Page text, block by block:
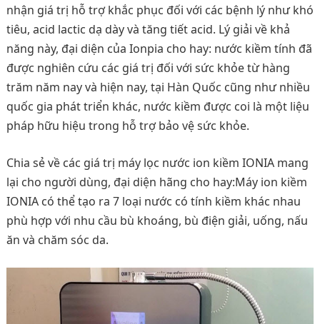
nhận giá trị hỗ trợ khắc phục đối với các bệnh lý như khó
tiêu, acid lactic dạ dày và tăng tiết acid. Lý giải về khả
năng này, đại diện của Ionpia cho hay: nước kiềm tính đã
được nghiên cứu các giá trị đối với sức khỏe từ hàng
trăm năm nay và hiện nay, tại Hàn Quốc cũng như nhiều
quốc gia phát triển khác, nước kiềm được coi là một liệu
pháp hữu hiệu trong hỗ trợ bảo vệ sức khỏe.
Chia sẻ về các giá trị máy lọc nước ion kiềm IONIA mang
lại cho người dùng, đại diện hãng cho hay:Máy ion kiềm
IONIA có thể tạo ra 7 loại nước có tính kiềm khác nhau
phù hợp với nhu cầu bù khoáng, bù điện giải, uống, nấu
ăn và chăm sóc da.